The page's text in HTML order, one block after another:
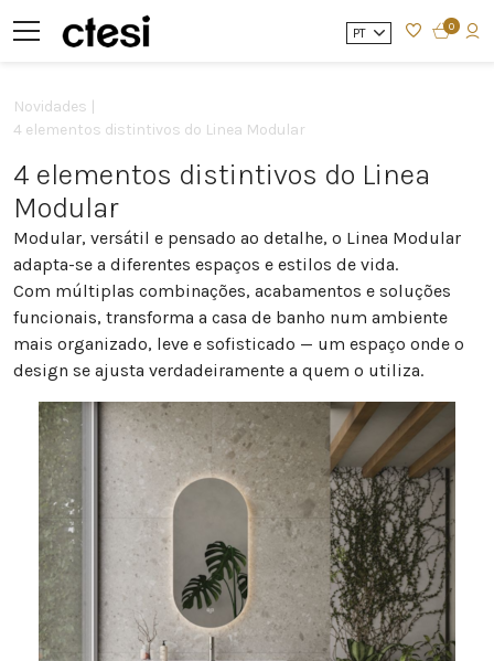
PT 0
Novidades |
4 elementos distintivos do Linea Modular
4 elementos distintivos do Linea
Modular
Modular, versátil e pensado ao detalhe, o Linea Modular
adapta-se a diferentes espaços e estilos de vida.
Com múltiplas combinações, acabamentos e soluções
funcionais, transforma a casa de banho num ambiente
mais organizado, leve e sofisticado — um espaço onde o
design se ajusta verdadeiramente a quem o utiliza.